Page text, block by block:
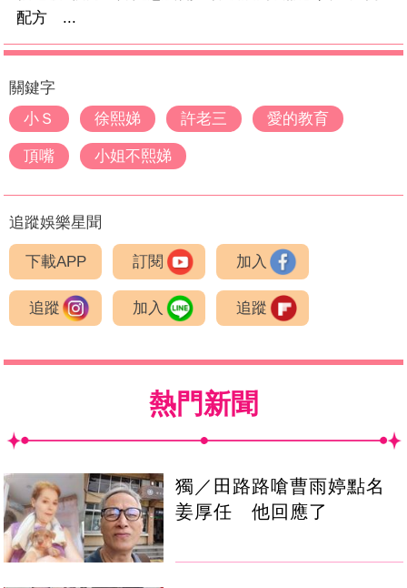
配方 ...
關鍵字
小Ｓ
徐熙娣 許老三 愛的教育
頂嘴 小姐不熙娣
追蹤娛樂星聞
下載APP 訂閱 加入
追蹤 加入 追蹤
熱門新聞
獨／田路路嗆曹雨婷點名
姜厚任 他回應了